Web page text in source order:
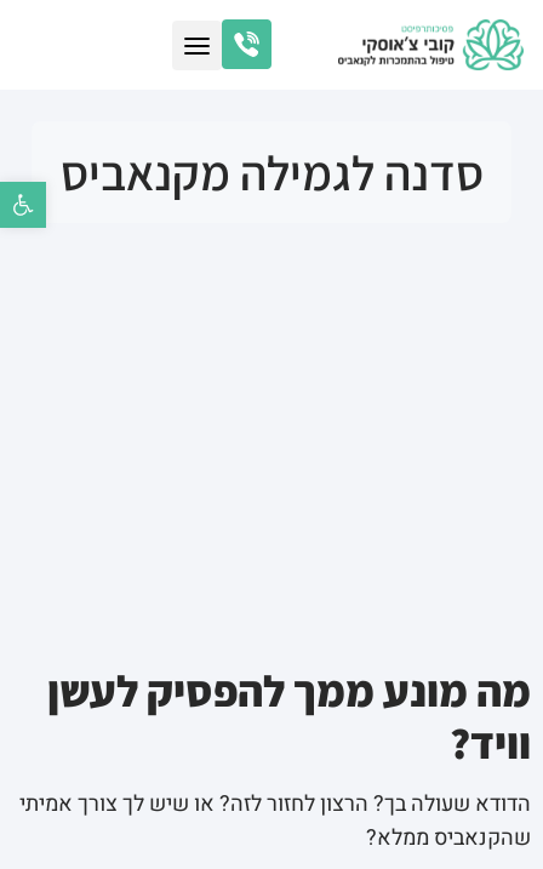
פתח סדנה לגמילה מקנאביס
מה מונע ממך להפסיק לעשן
וויד?
הדודא שעולה בך? הרצון לחזור לזה? או שיש לך צורך אמיתי
שהקנאביס ממלא?